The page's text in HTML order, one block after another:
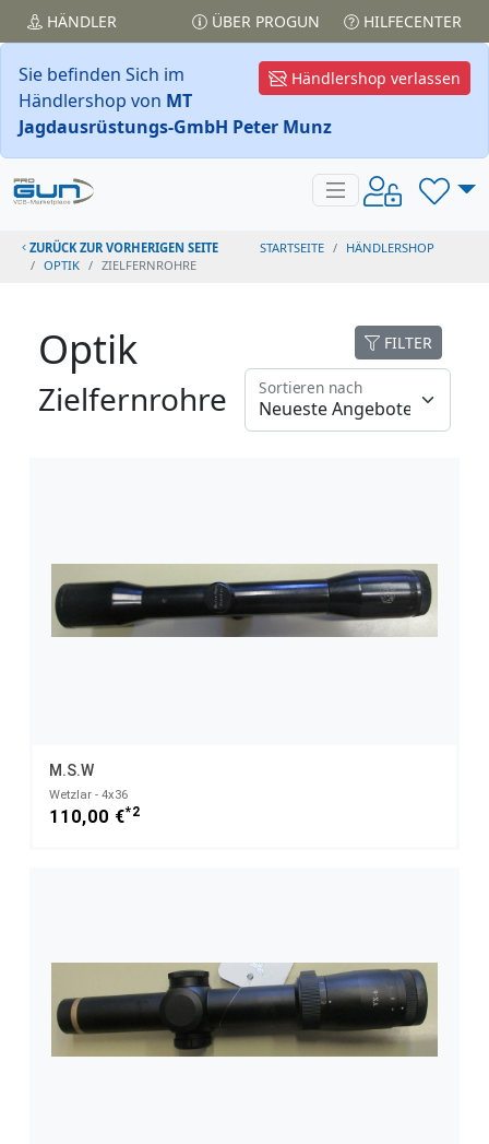
HÄNDLER ÜBER PROGUN HILFECENTER
Händlershop verlassen
Sie befinden Sich im
Händlershop von MT
Jagdausrüstungs-GmbH Peter Munz
ZURÜCK ZUR VORHERIGEN SEITE STARTSEITE
HÄNDLERSHOP
OPTIK
ZIELFERNROHRE
Optik
Zielfernrohre
FILTER
Sortieren nach
M.S.W
Wetzlar - 4x36
110,00 €*2